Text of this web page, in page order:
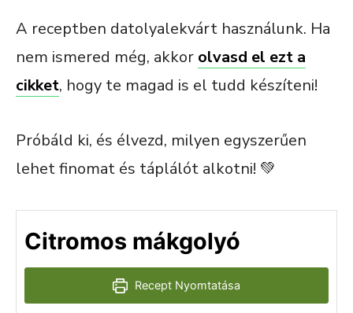
A receptben datolyalekvárt használunk. Ha
nem ismered még, akkor olvasd el ezt a
cikket, hogy te magad is el tudd készíteni!
Próbáld ki, és élvezd, milyen egyszerűen
lehet finomat és táplálót alkotni! 💚
Citromos mákgolyó
Recept Nyomtatása